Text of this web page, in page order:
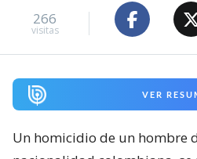
266
visitas
VER
Un homicidio de un hombre